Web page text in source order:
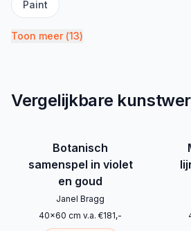
Paint
Toon meer(13)
Vergelijkbare
Botanisch
samenspel in violet
en goud
Janel Bragg
40x60 cm v.a. €181,-